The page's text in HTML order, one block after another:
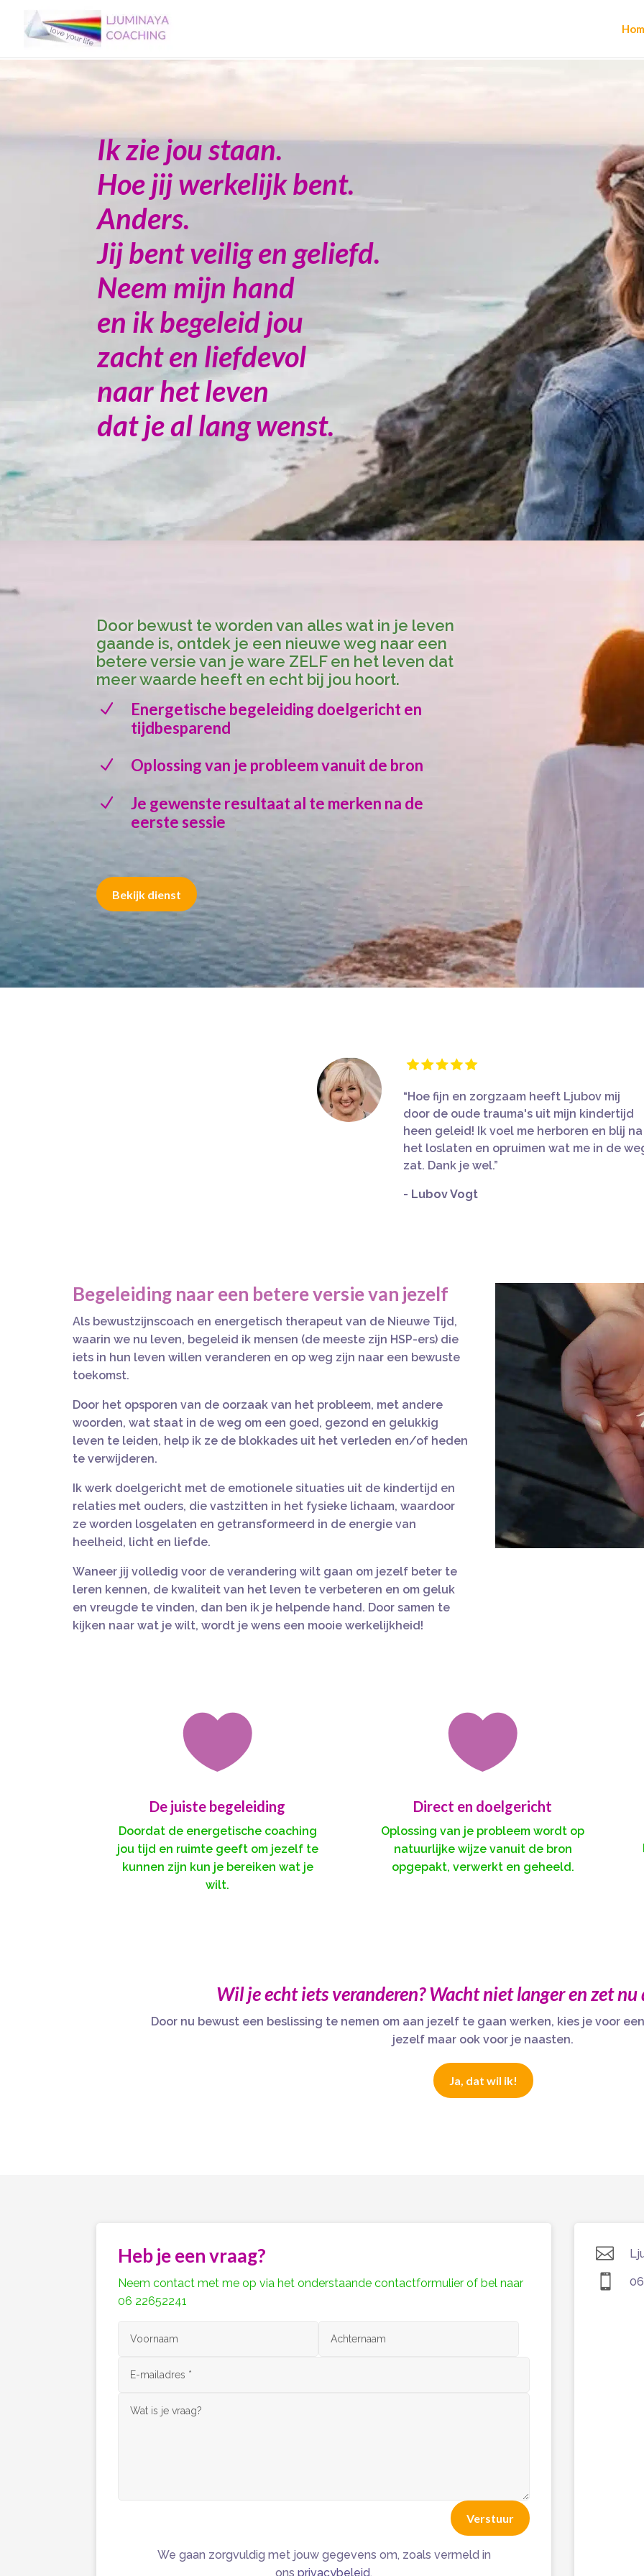
Ik zie jou staan.
Hoe jij werkelijk bent.
Anders.
Jij bent veilig en geliefd.
Neem mijn hand
en ik begeleid jou
zacht en liefdevol
naar het leven
dat je al lang wenst.
Door bewust te worden van alles wat in je leven
gaande is, ontdek je een nieuwe weg naar een
betere versie van je ware ZELF en het leven dat
meer waarde heeft en echt bij jou hoort.
N
Energetische begeleiding doelgericht en
tijdbesparend
N Oplossing van je probleem vanuit de bron
N
Je gewenste resultaat al te merken na de
eerste sessie
Bekijk dienst
“Hoe fijn en zorgzaam heeft Ljubov mij
door de oude trauma's uit mijn kindertijd
heen geleid! Ik voel me herboren en blij na
het loslaten en opruimen wat me in de
zat. Dank je wel.”
- Lubov Vogt
Begeleiding naar een betere versie van jezelf
Als bewustzijnscoach en energetisch therapeut van de Nieuwe Tijd,
waarin we nu leven, begeleid ik mensen (de meeste zijn HSP-ers) die
iets in hun leven willen veranderen en op weg zijn naar een bewuste
toekomst.
Door het opsporen van de oorzaak van het probleem, met andere
woorden, wat staat in de weg om een goed, gezond en gelukkig
leven te leiden, help ik ze de blokkades uit het verleden en/of heden
te verwijderen.
Ik werk doelgericht met de emotionele situaties uit de kindertijd en
relaties met ouders, die vastzitten in het fysieke lichaam, waardoor
ze worden losgelaten en getransformeerd in de energie van
heelheid, licht en liefde.
Waneer jij volledig voor de verandering wilt gaan om jezelf beter te
leren kennen, de kwaliteit van het leven te verbeteren en om geluk
en vreugde te vinden, dan ben ik je helpende hand. Door samen te
kijken naar wat je wilt, wordt je wens een mooie werkelijkheid!

De juiste begeleiding
Doordat de energetische coaching
jou tijd en ruimte geeft om jezelf te
kunnen zijn kun je bereiken wat je
wilt.

Direct en doelgericht
Oplossing van je probleem wordt op
natuurlijke wijze vanuit de bron
opgepakt, verwerkt en geheeld.
Wil je echt iets veranderen? Wacht niet langer en zet nu
Door nu bewust een beslissing te nemen om aan jezelf te gaan werken, kies je voor
jezelf maar ook voor je naasten.
Ja, dat wil ik!
Heb je een vraag?
Neem contact met me op via het onderstaande contactformulier of bel naar
06 22652241
Verstuur
We gaan zorgvuldig met jouw gegevens om, zoals vermeld in
ons privacybeleid.

